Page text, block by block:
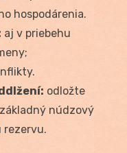
hospodárenia.
aj v priebehu
odložte
núdzový
rezervu.